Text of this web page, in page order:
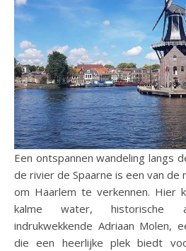
Een ontspannen wandeling langs
de rivier de Spaarne is een van
om Haarlem te verkennen. Hier
kalme water, historische
indrukwekkende Adriaan Molen,
die een heerlijke plek biedt